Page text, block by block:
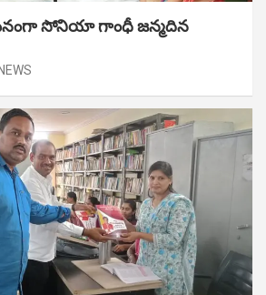
సోనియా గాంధీ జ‌న్మ‌దిన